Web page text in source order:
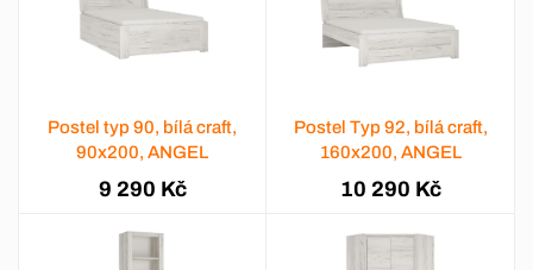
Postel typ 90, bílá craft,
90x200, ANGEL
9 290 Kč
Postel Typ 92, bílá craft,
160x200, ANGEL
10 290 Kč